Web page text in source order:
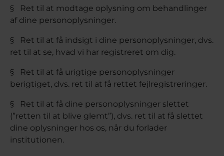
§ Ret til at modtage oplysning om behandlinger
af dine personoplysninger.
§ Ret til at få indsigt i dine personoplysninger, dvs.
ret til at se, hvad vi har registreret om dig.
§ Ret til at få urigtige personoplysninger
berigtiget, dvs. ret til at få rettet fejlregistreringer.
§ Ret til at få dine personoplysninger slettet
(”retten til at blive glemt”), dvs. ret til at få slettet
dine oplysninger hos os, når du forlader
institutionen.